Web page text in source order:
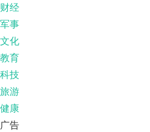
财经
军事
文化
教育
科技
旅游
健康
广告